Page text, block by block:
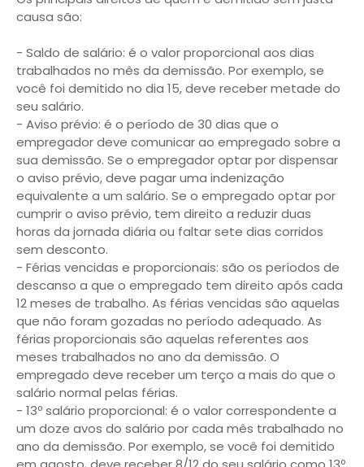
causa são:
- Saldo de salário: é o valor proporcional aos dias
trabalhados no mês da demissão. Por exemplo, se
você foi demitido no dia 15, deve receber metade do
seu salário.
- Aviso prévio: é o período de 30 dias que o
empregador deve comunicar ao empregado sobre a
sua demissão. Se o empregador optar por dispensar
o aviso prévio, deve pagar uma indenização
equivalente a um salário. Se o empregado optar por
cumprir o aviso prévio, tem direito a reduzir duas
horas da jornada diária ou faltar sete dias corridos
sem desconto.
- Férias vencidas e proporcionais: são os períodos de
descanso a que o empregado tem direito após cada
12 meses de trabalho. As férias vencidas são aquelas
que não foram gozadas no período adequado. As
férias proporcionais são aquelas referentes aos
meses trabalhados no ano da demissão. O
empregado deve receber um terço a mais do que o
salário normal pelas férias.
- 13º salário proporcional: é o valor correspondente a
um doze avos do salário por cada mês trabalhado no
ano da demissão. Por exemplo, se você foi demitido